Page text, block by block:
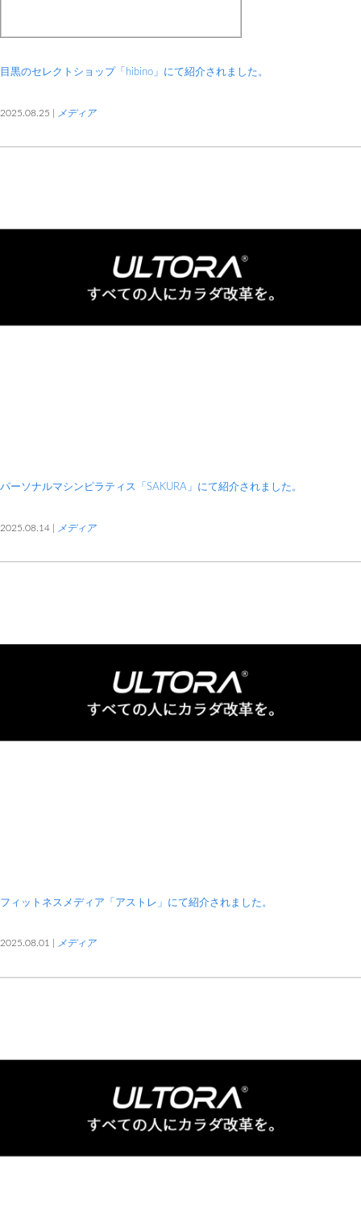
目黒のセレクトショップ「hibino」にて紹介されました。
2025.08.25 | メディア
パーソナルマシンピラティス「SAKURA」にて紹介されました。
2025.08.14 | メディア
フィットネスメディア「アストレ」にて紹介されました。
2025.08.01 | メディア